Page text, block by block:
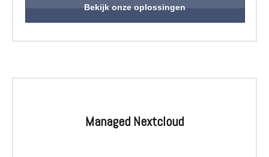
Bekijk onze oplossingen
Managed Nextcloud